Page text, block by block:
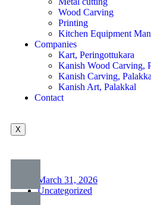
Wood Carving
Printing
Kitchen Equipment
Companies
Kart, Peringottukara
Kanish Wood Carving,
Kanish Carving,
Kanish Art, Palakkal
Contact
X
March 31, 2026
Uncategorized